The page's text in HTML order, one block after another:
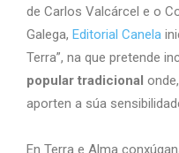
de Carlos Valcárcel e o
Galega, Editorial Canela
Terra”, na que pretende
popular tradicional
aporten a súa
En Terra e Alma